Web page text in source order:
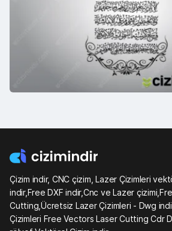
Çizim indir, CNC çizim, Lazer Çizimleri
indir,Free DXF indir,Cnc ve Lazer
Cutting,Ücretsiz Lazer Çizimleri - Dwg
Çizimleri Free Vectors Laser Cutting Cdr